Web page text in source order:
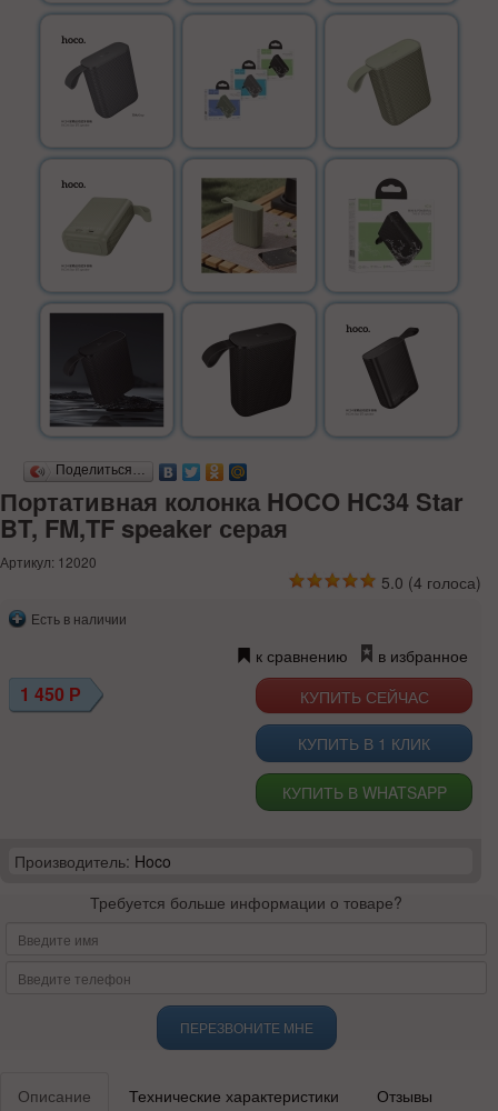
Поделиться…
Портативная колонка HOCO HC34 Star
BT, FM,TF speaker серая
Артикул: 12020
5.0 (4 голоса)
Есть в наличии
к сравнению в избранное
1 450 Р
КУПИТЬ В 1 КЛИК
КУПИТЬ В WHATSAPP
Производитель: Hoco
Требуется больше информации о товаре?
ПЕРЕЗВОНИТЕ МНЕ
Описание Технические характеристики Отзывы